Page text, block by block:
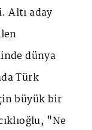
Altı aday
dünya
Türk
büyük bir
"Ne